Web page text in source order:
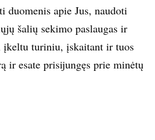
apie Jus, naudoti
šalių sekimo paslaugas ir
įkeltu turiniu, įskaitant ir tuos
ir esate prisijungęs prie minėtų